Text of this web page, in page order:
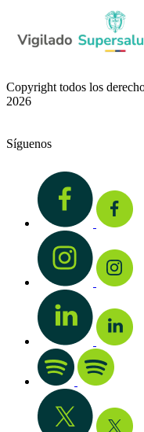
Copyright todos los
2026
Síguenos